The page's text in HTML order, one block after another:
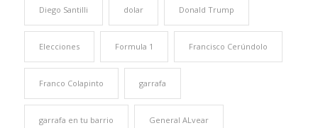
Diego Santilli dolar Donald Trump
Elecciones Formula 1 Francisco Cerúndolo
Franco Colapinto garrafa
garrafa en tu barrio General ALvear